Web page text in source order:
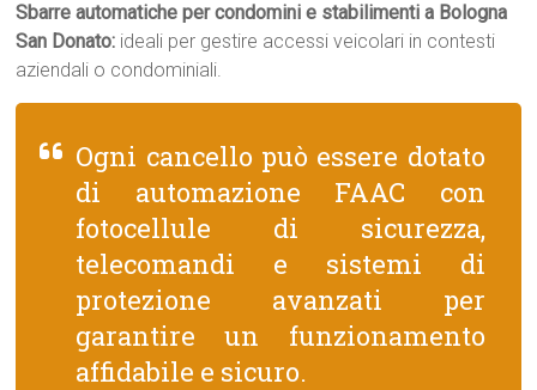
Sbarre automatiche per condomini e stabilimenti a Bologna
San Donato: ideali per gestire accessi veicolari in contesti
aziendali o condominiali.
Ogni cancello può essere dotato
di automazione FAAC con
fotocellule di sicurezza,
telecomandi e sistemi di
protezione avanzati per
garantire un funzionamento
affidabile e sicuro.